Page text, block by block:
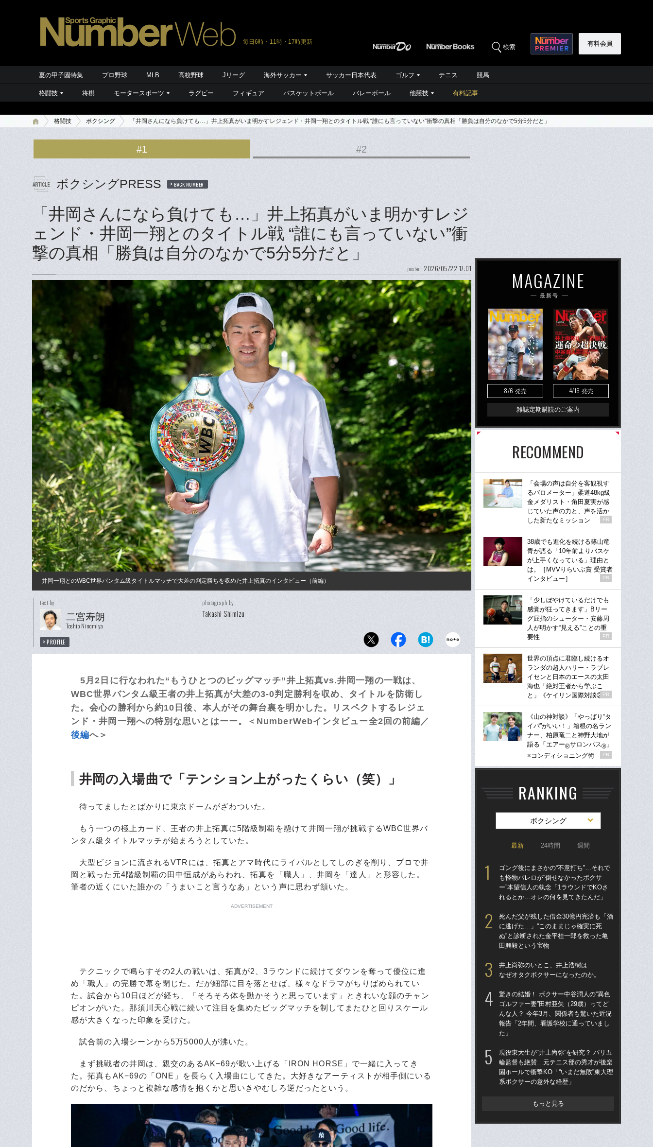
毎日6時・11時・17時更新
検索 有料会員
夏の甲子園特集 プロ野球 MLB 高校野球 Jリーグ 海外サッカー サッカー日本代表 ゴルフ テニス 競馬
格闘技 将棋 モータースポーツ ラグビー フィギュア バスケットボール バレーボール 他競技 有料記事
格闘技 ボクシング 「井岡さんになら負けても…」井上拓真がいま明かすレジェンド・井岡一翔とのタイトル戦 “誰にも言っていない”衝撃の真相「勝負は自分のなかで5分5分だと」
#1 #2
ボクシングPRESS BACK NUMBER
「井岡さんになら負けても…」井上拓真がいま明かすレジ
ェンド・井岡一翔とのタイトル戦 “誰にも言っていない”衝
撃の真相「勝負は自分のなかで5分5分だと」
posted 2026/05/22 17:01
井岡一翔とのWBC世界バンタム級タイトルマッチで大差の判定勝ちを収めた井上拓真のインタビュー（前編）
text by
二宮寿朗
Toshio Ninomiya
PROFILE
photograph by
Takashi Shimizu
5月2日に行なわれた“もうひとつのビッグマッチ”井上拓真vs.井岡一翔の一戦は、
WBC世界バンタム級王者の井上拓真が大差の3-0判定勝利を収め、タイトルを防衛し
た。会心の勝利から約10日後、本人がその舞台裏を明かした。リスペクトするレジェ
ンド・井岡一翔への特別な思いとはーー。＜NumberWebインタビュー全2回の前編／
後編へ＞
井岡の入場曲で「テンション上がったくらい（笑）」
待ってましたとばかりに東京ドームがざわついた。
もう一つの極上カード、王者の井上拓真に5階級制覇を懸けて井岡一翔が挑戦するWBC世界バ
ンタム級タイトルマッチが始まろうとしていた。
大型ビジョンに流されるVTRには、拓真とアマ時代にライバルとしてしのぎを削り、プロで井
岡と戦った元4階級制覇の田中恒成があらわれ、拓真を「職人」、井岡を「達人」と形容した。
筆者の近くにいた誰かの「うまいこと言うなあ」という声に思わず頷いた。
ADVERTISEMENT
テクニックで鳴らすその2人の戦いは、拓真が2、3ラウンドに続けてダウンを奪って優位に進
め「職人」の完勝で幕を閉じた。だが細部に目を落とせば、様々なドラマがちりばめられてい
た。試合から10日ほどが経ち、「そろそろ体を動かそうと思っています」ときれいな顔のチャン
ピオンがいた。那須川天心戦に続いて注目を集めたビッグマッチを制してまたひと回りスケール
感が大きくなった印象を受けた。
試合前の入場シーンから5万5000人が沸いた。
まず挑戦者の井岡は、親交のあるAK−69が歌い上げる「IRON HORSE」で一緒に入ってき
た。拓真もAK−69の「ONE」を長らく入場曲にしてきた。大好きなアーティストが相手側にいる
のだから、ちょっと複雑な感情を抱くかと思いきやむしろ逆だったという。
MAGAZINE
最新号
8/6 発売 4/16 発売
雑誌定期購読のご案内
RECOMMEND
「会場の声は自分を客観視す
るバロメーター」柔道48kg級
金メダリスト・角田夏実が感
じていた声の力と、声を活か
した新たなミッション
PR
38歳でも進化を続ける篠山竜
青が語る「10年前よりバスケ
が上手くなっている」理由と
は。［MVVりらいぶ賞 受賞者
インタビュー］
PR
「少しぼやけているだけでも
感覚が狂ってきます」Bリー
グ屈指のシューター・安藤周
人が明かす“見える”ことの重
要性
PR
世界の頂点に君臨し続けるオ
ランダの超人ハリー・ラブレ
イセンと日本のエースの太田
海也「絶対王者から学ぶこ
と」《ケイリン国際対談②》
PR
《山の神対談》「やっぱり“タ
イパ”がいい！」箱根の名ラン
ナー、柏原竜二と神野大地が
語る「エアー®サロンパス® 」
×コンディショニング術
PR
RANKING
ボクシング
最新 24時間 週間
ゴング後にまさかの“不意打ち”…それで
も怪物バレロが“倒せなかったボクサ
ー”本望信人の執念「1ラウンドでKOさ
れるとか…オレの何を見てきたんだ」
死んだ父が残した借金30億円完済も「酒
に逃げた…」“このままじゃ確実に死
ぬ”と診断された金平桂一郎を救った亀
田興毅という宝物
井上尚弥のいとこ、井上浩樹は
なぜオタクボクサーになったのか。
驚きの結婚！ ボクサー中谷潤人の“異色
ゴルファー妻”田村亜矢（29歳）ってど
んな人？ 今年3月、関係者も驚いた近況
報告「2年間、看護学校に通っていまし
た」
現役東大生が“井上尚弥”を研究？ パリ五
輪監督も絶賛…元テニス部の秀才が後楽
園ホールで衝撃KO「“いまだ無敗”東大理
系ボクサーの意外な経歴」
もっと見る